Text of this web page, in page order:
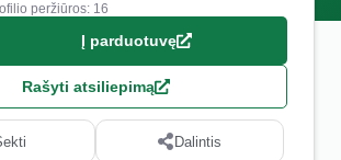
peržiūros: 16
Į parduotuvę
Rašyti atsiliepimą
Dalintis